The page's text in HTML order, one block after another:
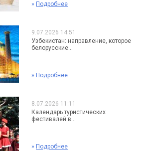
» Подробнее
9.07.2026 14:51
Узбекистан: направление, которое
белорусские...
» Подробнее
8.07.2026 11:11
Календарь туристических
фестивалей в...
» Подробнее